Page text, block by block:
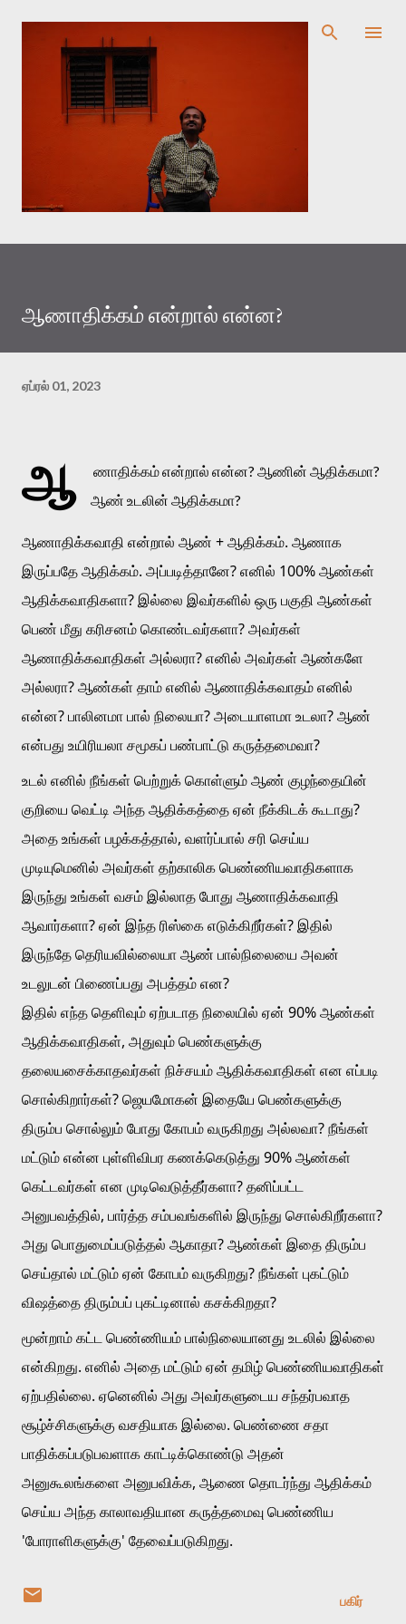
முதன்மை உள்ளடக்கத்திற்குச் செல்
ஆணாதிக்கம் என்றால் என்ன?
ஏப்ரல் 01, 2023
ஆ
ணாதிக்கம் என்றால் என்ன? ஆணின் ஆதிக்கமா?
ஆண் உடலின் ஆதிக்கமா?
ஆணாதிக்கவாதி என்றால் ஆண் + ஆதிக்கம். ஆணாக
இருப்பதே ஆதிக்கம். அப்படித்தானே? எனில் 100% ஆண்கள்
ஆதிக்கவாதிகளா? இல்லை இவர்களில் ஒரு பகுதி ஆண்கள்
பெண் மீது கரிசனம் கொண்டவர்களா? அவர்கள்
ஆணாதிக்கவாதிகள் அல்லரா? எனில் அவர்கள் ஆண்களே
அல்லரா? ஆண்கள் தாம் எனில் ஆணாதிக்கவாதம் எனில்
என்ன? பாலினமா பால் நிலையா? அடையாளமா உடலா? ஆண்
என்பது உயிரியலா சமூகப் பண்பாட்டு கருத்தமைவா?
குறியை வெட்டி அந்த ஆதிக்கத்தை ஏன் நீக்கிடக் கூடாது?
அதை உங்கள் பழக்கத்தால், வளர்ப்பால் சரி செய்ய
முடியுமெனில் அவர்கள் தற்காலிக பெண்ணியவாதிகளாக
இருந்து உங்கள் வசம் இல்லாத போது ஆணாதிக்கவாதி
ஆவார்களா? ஏன் இந்த ரிஸ்கை எடுக்கிறீர்கள்? இதில்
இருந்தே தெரியவில்லையா ஆண் பால்நிலையை அவன்
உடலுடன் பிணைப்பது அபத்தம் என?
இதில் எந்த தெளிவும் ஏற்படாத நிலையில் ஏன் 90% ஆண்கள்
ஆதிக்கவாதிகள், அதுவும் பெண்களுக்கு
தலையசைக்காதவர்கள் நிச்சயம் ஆதிக்கவாதிகள் என எப்படி
சொல்கிறார்கள்? ஜெயமோகன் இதையே பெண்களுக்கு
திரும்ப சொல்லும் போது கோபம் வருகிறது அல்லவா? நீங்கள்
மட்டும் என்ன புள்ளிவிபர கணக்கெடுத்து 90% ஆண்கள்
கெட்டவர்கள் என முடிவெடுத்தீர்களா? தனிப்பட்ட
அனுபவத்தில், பார்த்த சம்பவங்களில் இருந்து சொல்கிறீர்களா?
அது பொதுமைப்படுத்தல் ஆகாதா? ஆண்கள் இதை திரும்ப
செய்தால் மட்டும் ஏன் கோபம் வருகிறது? நீங்கள் புகட்டும்
விஷத்தை திரும்பப் புகட்டினால் கசக்கிறதா?
மூன்றாம் கட்ட பெண்ணியம் பால்நிலையானது உடலில் இல்லை
என்கிறது. எனில் அதை மட்டும் ஏன் தமிழ் பெண்ணியவாதிகள்
ஏற்பதில்லை. ஏனெனில் அது அவர்களுடைய சந்தர்பவாத
சூழ்ச்சிகளுக்கு வசதியாக இல்லை. பெண்ணை சதா
பாதிக்கப்படுபவளாக காட்டிக்கொண்டு அதன்
அனுகூலங்களை அனுபவிக்க, ஆணை தொடர்ந்து ஆதிக்கம்
செய்ய அந்த காலாவதியான கருத்தமைவு பெண்ணிய
'போராளிகளுக்கு' தேவைப்படுகிறது.
பகிர்